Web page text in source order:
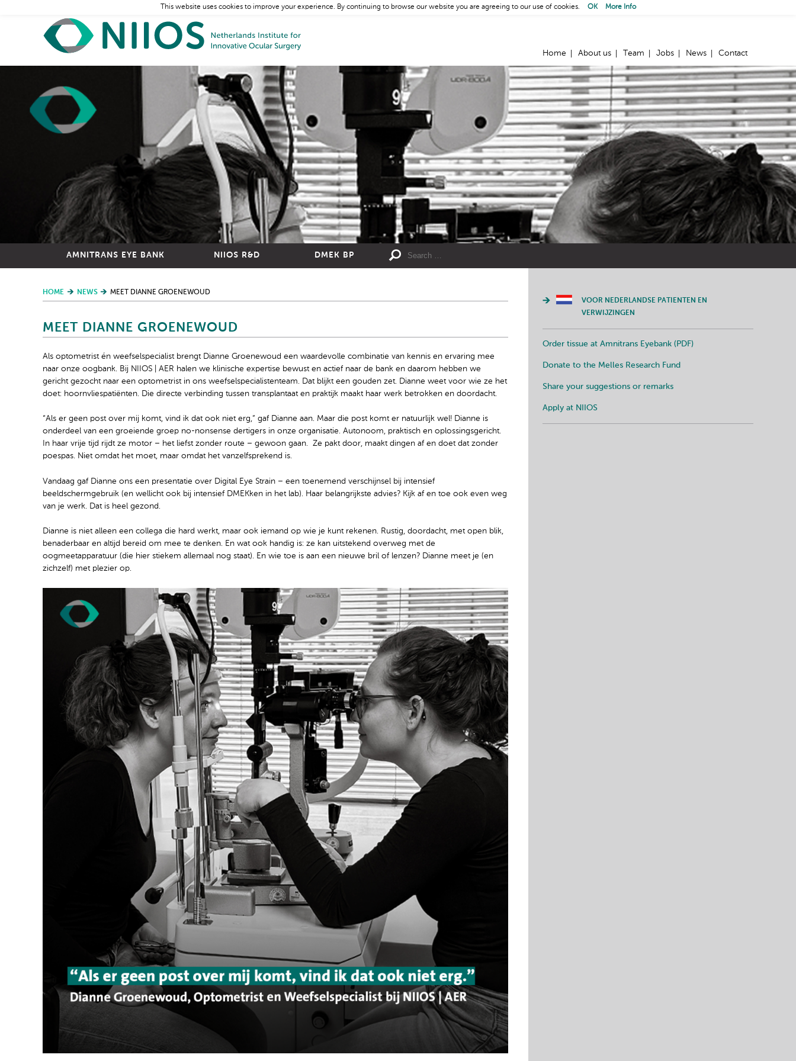
Home About us Team Jobs News Contact
AMNITRANS EYE BANK NIIOS R&D DMEK BP
HOME NEWS MEET DIANNE GROENEWOUD
MEET DIANNE GROENEWOUD
Als optometrist én weefselspecialist brengt Dianne Groenewoud een waardevolle combinatie van kennis en ervaring mee
naar onze oogbank. Bij NIIOS | AER halen we klinische expertise bewust en actief naar de bank en daarom hebben we
gericht gezocht naar een optometrist in ons weefselspecialistenteam. Dat blijkt een gouden zet. Dianne weet voor wie ze het
doet: hoornvliespatiënten. Die directe verbinding tussen transplantaat en praktijk maakt haar werk betrokken en doordacht.
“Als er geen post over mij komt, vind ik dat ook niet erg,” gaf Dianne aan. Maar die post komt er natuurlijk wel! Dianne is
onderdeel van een groeiende groep no-nonsense dertigers in onze organisatie. Autonoom, praktisch en oplossingsgericht.
In haar vrije tijd rijdt ze motor – het liefst zonder route – gewoon gaan. ️ Ze pakt door, maakt dingen af en doet dat zonder
poespas. Niet omdat het moet, maar omdat het vanzelfsprekend is.
Vandaag gaf Dianne ons een presentatie over Digital Eye Strain – een toenemend verschijnsel bij intensief
beeldschermgebruik (en wellicht ook bij intensief DMEKken in het lab). Haar belangrijkste advies? Kijk af en toe ook even weg
van je werk. Dat is heel gezond.
Dianne is niet alleen een collega die hard werkt, maar ook iemand op wie je kunt rekenen. Rustig, doordacht, met open blik,
benaderbaar en altijd bereid om mee te denken. En wat ook handig is: ze kan uitstekend overweg met de
oogmeetapparatuur (die hier stiekem allemaal nog staat). En wie toe is aan een nieuwe bril of lenzen? Dianne meet je (en
zichzelf) met plezier op.
VOOR NEDERLANDSE PATIENTEN EN
VERWIJZINGEN
Order tissue at Amnitrans Eyebank (PDF)
Donate to the Melles Research Fund
Share your suggestions or remarks
Apply at NIIOS
This website uses cookies to improve your experience. By continuing to browse our website you are agreeing to our use of cookies. OK More Info